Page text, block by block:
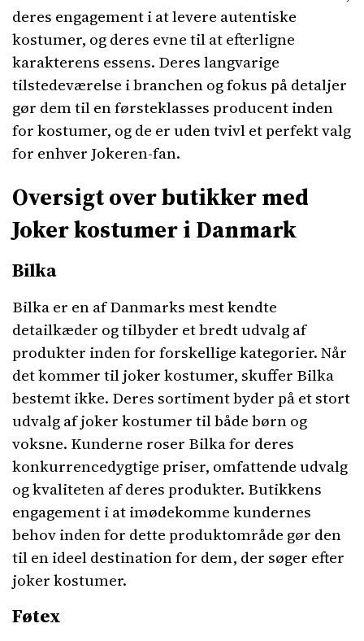
deres engagement i at levere autentiske
kostumer, og deres evne til at efterligne
karakterens essens. Deres langvarige
tilstedeværelse i branchen og fokus på detaljer
gør dem til en førsteklasses producent inden
for kostumer, og de er uden tvivl et perfekt valg
for enhver Jokeren-fan.
Oversigt over butikker med
Joker kostumer i Danmark
Bilka
Bilka er en af Danmarks mest kendte
detailkæder og tilbyder et bredt udvalg af
produkter inden for forskellige kategorier. Når
det kommer til joker kostumer, skuffer Bilka
bestemt ikke. Deres sortiment byder på et stort
udvalg af joker kostumer til både børn og
voksne. Kunderne roser Bilka for deres
konkurrencedygtige priser, omfattende udvalg
og kvaliteten af deres produkter. Butikkens
engagement i at imødekomme kundernes
behov inden for dette produktområde gør den
til en ideel destination for dem, der søger efter
joker kostumer.
Føtex